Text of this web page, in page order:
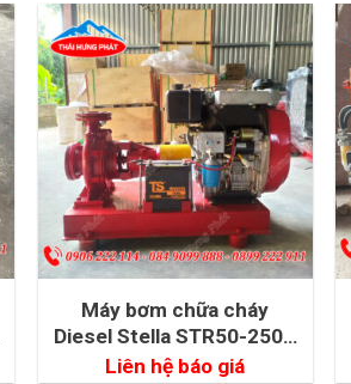
Máy bơm chữa cháy
Diesel Stella STR50-250B
18.5kW
Liên hệ báo giá